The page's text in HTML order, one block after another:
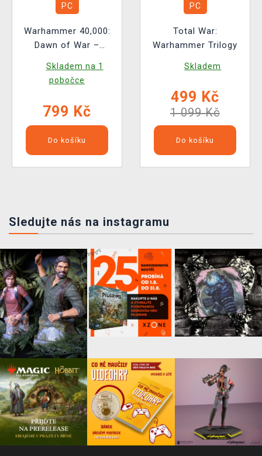
PC
Warhammer 40,000:
Dawn of War –
Deluxe
Skladem na 1
pobočce
799 Kč
Do košíku
PC
Total War:
Warhammer Trilogy
Skladem
499 Kč
1 099 Kč
Do košíku
Sledujte nás na instagramu